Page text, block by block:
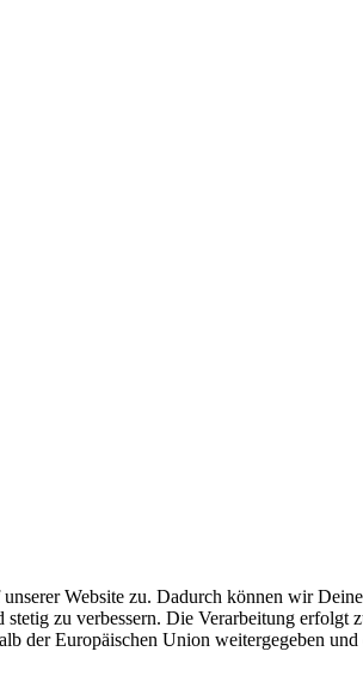
Website zu. Dadurch können wir
zu verbessern. Die Verarbeitung
der Europäischen Union weitergegeben und